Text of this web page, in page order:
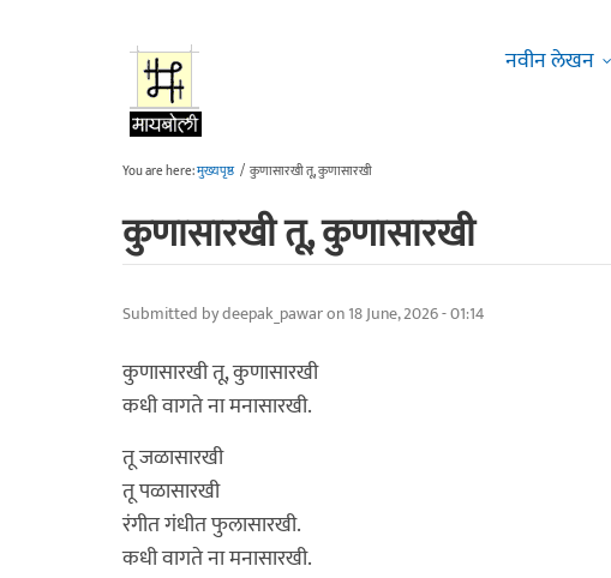
नवीन लेखन
You are here:मुख्यपृष्ठ / कुणासारखी तू, कुणासारखी
कुणासारखी तू, कुणासारखी
Submitted bydeepak_pawaron 18 June, 2026 - 01:14
कुणासारखी तू, कुणासारखी
कधी वागते ना मनासारखी.
तू जळासारखी
तू पळासारखी
रंगीत गंधीत फुलासारखी.
कधी वागते ना मनासारखी.